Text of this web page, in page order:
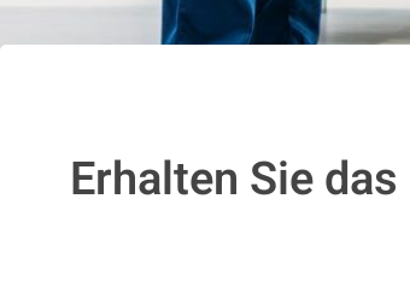
Erhalten Sie das